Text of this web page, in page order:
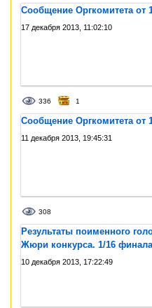
Сообщение Оргкомитета от
17 декабря 2013, 11:02:10
336 1
Сообщение Оргкомитета от
11 декабря 2013, 19:45:31
308
Результаты поименного
Жюри конкурса. 1/16 финала
10 декабря 2013, 17:22:49